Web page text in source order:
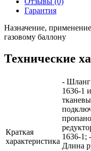
Гарантия
Назначение,
газовому баллону
Технические
Краткая
характеристика
- Шланг
1636-1
1636-1;
Длина